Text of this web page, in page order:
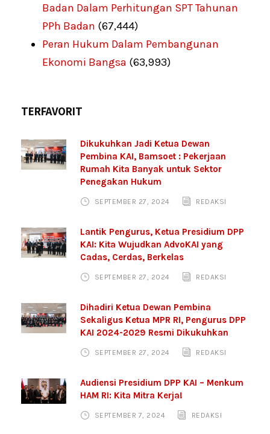
Badan Dalam Perhitungan SPT Tahunan
PPh Badan (67,444)
Peran Hukum Dalam Pembangunan
Ekonomi Bangsa (63,993)
TERFAVORIT
Dikukuhkan Jadi Ketua Dewan
Pembina KAI, Bamsoet : Pekerjaan
Rumah Kita Banyak untuk Sektor
Penegakan Hukum
SEPTEMBER 27, 2024 REDAKSI
Lantik Pengurus, Ketua Presidium DPP
KAI: Kita Wujudkan AdvoKAI yang
Cadas, Cerdas, Berkelas
SEPTEMBER 27, 2024 REDAKSI
Dihadiri Ketua Dewan Pembina
Sekaligus Ketua MPR RI, Pengurus DPP
KAI 2024-2029 Resmi Dikukuhkan
SEPTEMBER 27, 2024 REDAKSI
Audiensi Presidium DPP KAI – Menkum
HAM RI: Kita Mitra Kerja!
SEPTEMBER 7, 2024 REDAKSI